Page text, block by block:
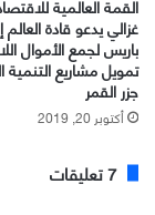
القمة العالمية
غزالي يدعو قادة
باريس لجمع الأموال
تمويل مشاريع
جزر القمر
أكتوبر 20, 2019
‫7 تعليقات